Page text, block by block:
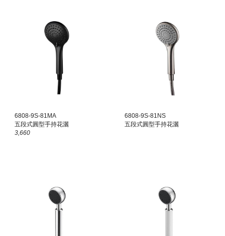
6808-9S-81 MA
五段式圓型手持花灑
3,660
6808-9S-81 NS
五段式圓型手持花灑